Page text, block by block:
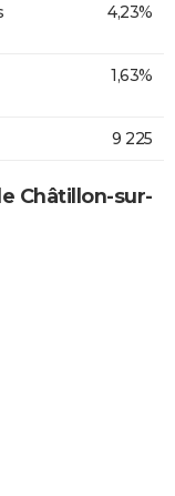
4,23%
1,63%
9 225
Châtillon-sur-